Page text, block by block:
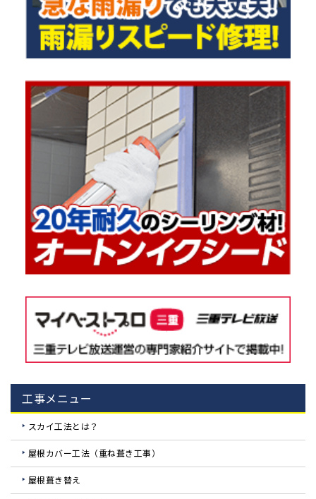
工事メニュー
スカイ工法とは？
屋根カバー工法（重ね葺き工事）
屋根葺き替え